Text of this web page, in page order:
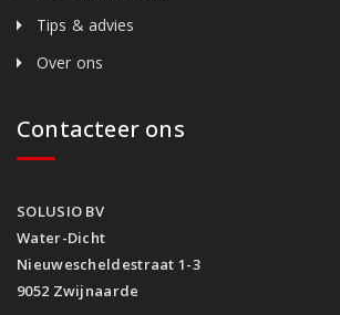
Tips & advies
Over ons
Contacteer ons
SOLUSIO BV
Water-Dicht
Nieuwescheldestraat 1-3
9052 Zwijnaarde